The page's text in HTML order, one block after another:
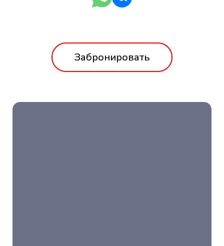
Забронировать